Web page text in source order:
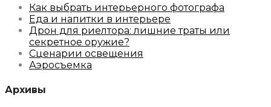
Как выбрать интерьерного фотографа
Еда и напитки в интерьере
Дрон для риелтора: лишние траты или
секретное оружие?
Сценарии освещения
Аэросъемка
Архивы